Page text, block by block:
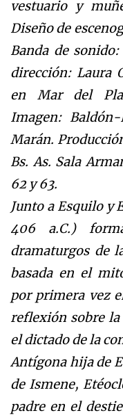
vestuario y
Diseño de
Banda de
dirección: Laura
en Mar del
Imagen:
Marán.
Bs. As. Sala
62 y 63.
Junto a Esquilo y
406 a.C.)
dramaturgos de
basada en el
por primera vez
reflexión sobre
el dictado de la
Antígona hija de
de Ismene,
padre en el